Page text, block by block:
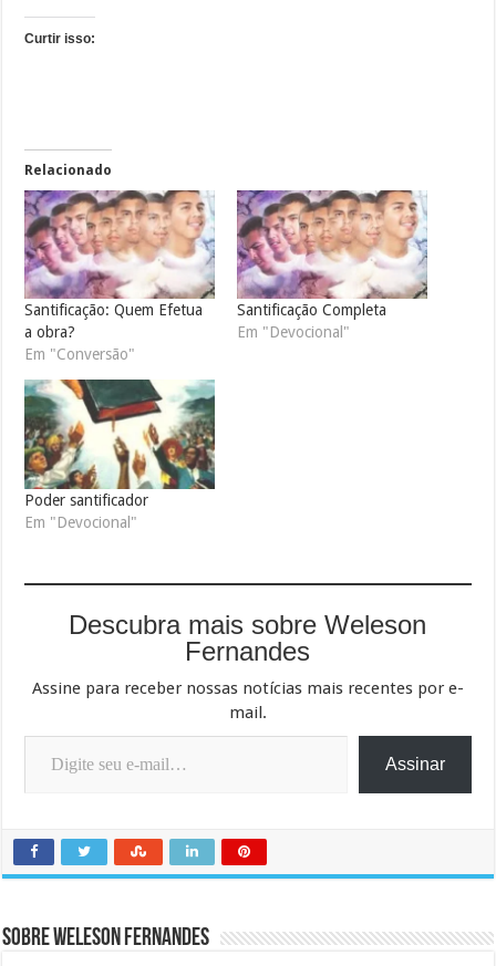
Curtir isso:
Relacionado
Santificação: Quem Efetua
a obra?
Em "Conversão"
Santificação Completa
Em "Devocional"
Poder santificador
Em "Devocional"
Descubra mais sobre Weleson
Fernandes
Assine para receber nossas notícias mais recentes por e-
mail.
Digite seu e-mail…
Assinar
Sobre Weleson Fernandes